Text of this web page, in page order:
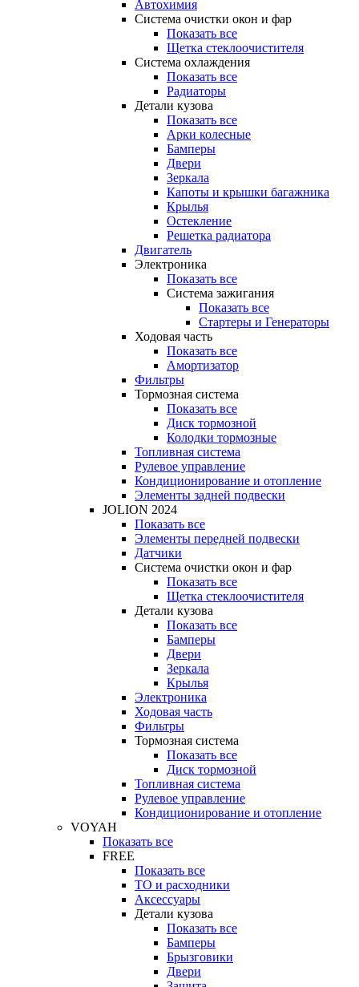
Автохимия
Система очистки окон и фар
Показать все
Щетка стеклоочистителя
Система охлаждения
Показать все
Радиаторы
Детали кузова
Показать все
Арки колесные
Бамперы
Двери
Зеркала
Капоты и крышки багажника
Крылья
Остекление
Решетка радиатора
Двигатель
Электроника
Показать все
Система зажигания
Показать все
Стартеры и Генераторы
Ходовая часть
Показать все
Амортизатор
Фильтры
Тормозная система
Показать все
Диск тормозной
Колодки тормозные
Топливная система
Рулевое управление
Кондиционирование и отопление
Элементы задней подвески
JOLION 2024
Показать все
Элементы передней подвески
Датчики
Система очистки окон и фар
Показать все
Щетка стеклоочистителя
Детали кузова
Показать все
Бамперы
Двери
Зеркала
Крылья
Электроника
Ходовая часть
Фильтры
Тормозная система
Показать все
Диск тормозной
Топливная система
Рулевое управление
Кондиционирование и отопление
VOYAH
Показать все
FREE
Показать все
ТО и расходники
Аксессуары
Детали кузова
Показать все
Бамперы
Брызговики
Двери